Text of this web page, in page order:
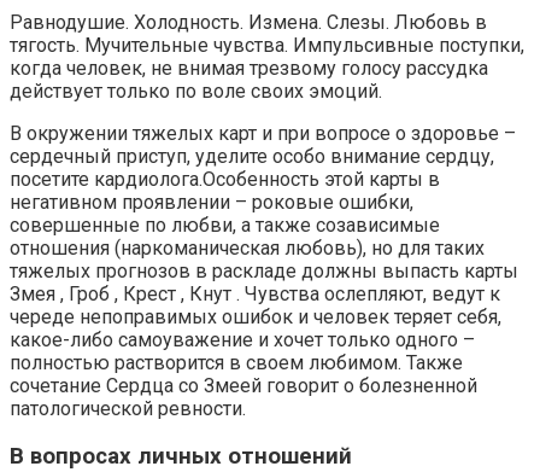
Равнодушие. Холодность. Измена. Слезы. Любовь в
тягость. Мучительные чувства. Импульсивные поступки,
когда человек, не внимая трезвому голосу рассудка
действует только по воле своих эмоций.
В окружении тяжелых карт и при вопросе о здоровье –
сердечный приступ, уделите особо внимание сердцу,
посетите кардиолога.Особенность этой карты в
негативном проявлении – роковые ошибки,
совершенные по любви, а также созависимые
отношения (наркоманическая любовь), но для таких
тяжелых прогнозов в раскладе должны выпасть карты
Змея , Гроб , Крест , Кнут . Чувства ослепляют, ведут к
череде непоправимых ошибок и человек теряет себя,
какое-либо самоуважение и хочет только одного –
полностью растворится в своем любимом. Также
сочетание Сердца со Змеей говорит о болезненной
патологической ревности.
В вопросах личных отношений